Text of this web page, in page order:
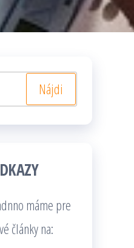
máme pre
články na: